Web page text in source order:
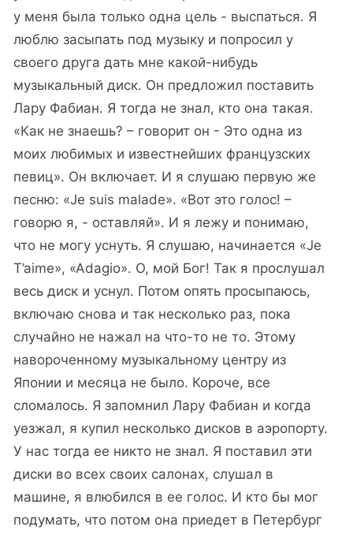
у меня была только одна цель - выспаться. Я
люблю засыпать под музыку и попросил у
своего друга дать мне какой-нибудь
музыкальный диск. Он предложил поставить
Лару Фабиан. Я тогда не знал, кто она такая.
«Как не знаешь? – говорит он - Это одна из
моих любимых и известнейших французских
певиц». Он включает. И я слушаю первую же
песню: «Je suis malade». «Вот это голос! –
говорю я, - оставляй». И я лежу и понимаю,
что не могу уснуть. Я слушаю, начинается «Je
T’aime», «Adagio». О, мой Бог! Так я прослушал
весь диск и уснул. Потом опять просыпаюсь,
включаю снова и так несколько раз, пока
случайно не нажал на что-то не то. Этому
навороченному музыкальному центру из
Японии и месяца не было. Короче, все
сломалось. Я запомнил Лару Фабиан и когда
уезжал, я купил несколько дисков в аэропорту.
У нас тогда ее никто не знал. Я поставил эти
диски во всех своих салонах, слушал в
машине, я влюбился в ее голос. И кто бы мог
подумать, что потом она приедет в Петербург